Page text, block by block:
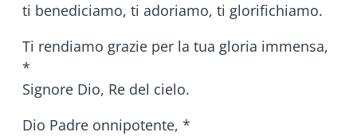
ti benediciamo, ti adoriamo, ti glorifichiamo.
Ti rendiamo grazie per la tua gloria immensa,
*
Signore Dio, Re del cielo.
Dio Padre onnipotente, *